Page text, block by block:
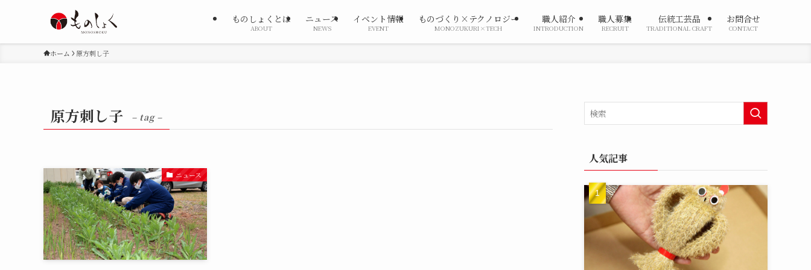
ものしょくとは
ABOUT
ニュース
NEWS
イベント情報
EVENT
ものづくり×テクノロジー
MONOZUKURI×TECH
職人紹介
INTRODUCTION
職人募集
RECRUIT
伝統工芸品
TRADITIONAL CRAFT
お問合せ
CONTACT
ホーム 原方刺し子
原方刺し子 – tag –
ニュース
人気記事